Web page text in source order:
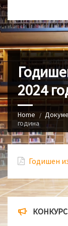
2024
Home
година
Годишен